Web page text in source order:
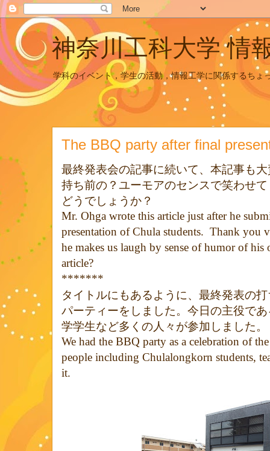
神奈川工科大学 情
学科のイベント，学生の活動，情報工学に関係するちょ
The BBQ party after final
最終発表会の記事に続いて、本記事も
持ち前の？ユーモアのセンスで笑わせ
どうでしょうか？
Mr. Ohga wrote this article just after he
presentation of Chula students. Thank you
he makes us laugh by sense of humor of his
article?
*******
タイトルにもあるように、最終発表の
パーティーをしました。今日の主役で
学学生など多くの人々が参加しました。
We had the BBQ party as a celebration of
people including Chulalongkorn students,
it.